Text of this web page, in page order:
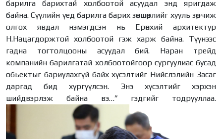
барилга барихтай холбоотой асуудал энд яригдаж
байна. Сүүлийн үед барилга барих зөвшөөрлийг хууль зөрчиж
олгох явдал нэмэгдсэн нь Ерөнхий архитектур
Н.Нацагдоржтой холбоотой гэж харж байна. Түүнээс
гадна тогтолцооны асуудал бий. Наран трейд
компанийн барилгатай холбоотойгоор сургуулиас бусад
обьектыг бариулахгүй байх хүсэлтийг Нийслэлийн Засаг
даргад бид хүргүүлсэн. Энэ хүсэлтийг хэрхэн
шийдвэрлэж байна вэ…” гэдгийг тодрууллаа.